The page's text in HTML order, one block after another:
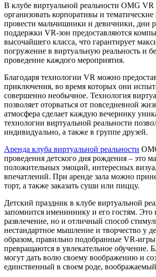
В клубе виртуальной реальности OMG
организовать корпоративы и
провести мальчишники и девичники, дни
поддержки VR-зон предоставляются
высочайшего класса, что гарантирует
погружение в виртуальную реальность и
проведение каждого мероприятия.
Благодаря технологии VR можно
приключения, во время которых они
совершенно необычное. Технология
позволяет оторваться от повседневной
атмосфера сделает каждую вечеринку
технологии виртуальной реальности
индивидуально, а также в группе друзей.
Аренда клуба виртуальной реальности
проведения детского дня рождения – это
положительных эмоций, интересных
впечатлений. При аренде зала можно
торт, а также заказать суши или пиццу.
Детский праздник в клубе виртуальной
запомнится имениннику и его гостям. Это
развлечение, но и отличный способ
нестандартное мышление и творчество у
образом, правильно подобранные VR-
превращаются в увлекательное обучение.
могут дать волю своему воображению и
единственный в своем роде,